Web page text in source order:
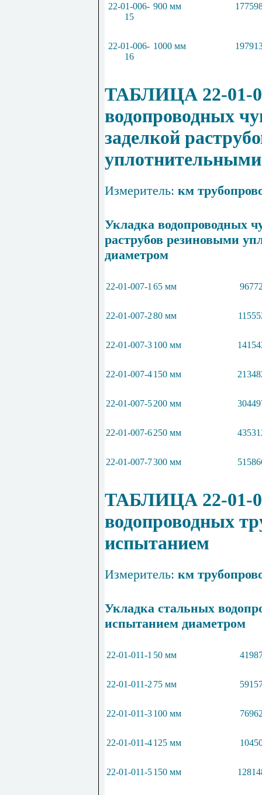
22-01-006-
15
900 мм
22-01-006-
16
1000 мм
ТАБЛИЦА 22-01-
водопроводных
заделкой
Измеритель: км
Укладка водопроводных
раструбов резиновыми
диаметром
22-01-007-1 65 мм
22-01-007-280 мм
22-01-007-3100 мм
22-01-007-4150 мм
22-01-007-5200 мм
22-01-007-6250 мм
22-01-007-7300 мм
ТАБЛИЦА 22-01-
водопроводных
испытанием
Измеритель: км
Укладка стальных
испытанием диаметром
22-01-011-1 50 мм
22-01-011-2 75 мм
22-01-011-3 100 мм
22-01-011-4 125 мм
22-01-011-5 150 мм